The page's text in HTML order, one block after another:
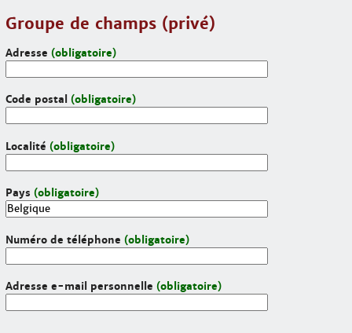
Groupe de champs (privé)
Adresse (obligatoire)
Code postal (obligatoire)
Localité (obligatoire)
Pays (obligatoire)
Numéro de téléphone (obligatoire)
Adresse e-mail personnelle (obligatoire)